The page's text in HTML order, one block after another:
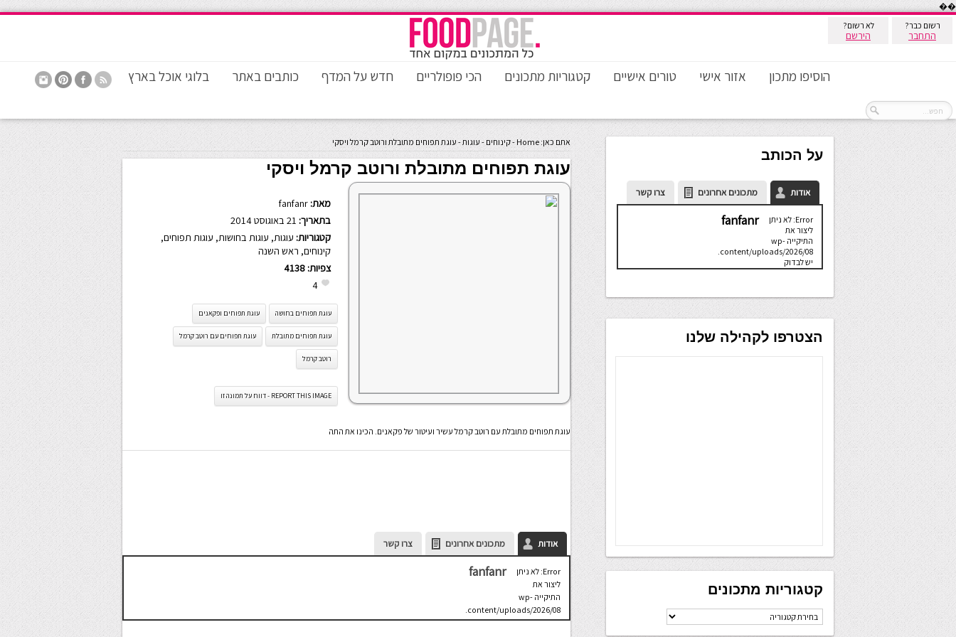
��
רשום כבר?
התחבר
לא רשום?
הירשם
הוסיפו מתכון אזור אישי טורים אישיים קטגוריות מתכונים הכי פופולריים חדש על המדף כותבים באתר בלוגי אוכל בארץ
אתם כאן: Home
-קינוחים - עוגות- עוגת תפוחים מתובלת ורוטב קרמל ויסקי
עוגת תפוחים מתובלת ורוטב קרמל ויסקי
מאת: fanfanr
בתאריך:
קטגוריות: עוגות, עוגות בחושות, עוגות תפוחים,
קינוחים, ראש השנה
צפיות: 4138
4
עוגת תפוחים בחושה עוגת תפוחים ופקאנים
עוגת תפוחים מתובלת עוגת תפוחים עם רוטב קרמל
רוטב קרמל
REPORT THIS IMAGE - דווח על תמונה זו
עוגת תפוחים מתובלת עם רוטב קרמל עשיר ועיטור של פקאנים. הכינו את התה
אודות מתכונים אחרונים צרו קשר
Error: לא ניתן
ליצור את
התיקייה wp-
content/uploads/2026/08.
יש לבדוק
fanfanr
על הכותב
אודות מתכונים אחרונים צרו קשר
Error: לא ניתן
ליצור את
התיקייה wp-
content/uploads/2026/08.
יש לבדוק
שתיקיית האב
fanfanr
הצטרפו לקהילה שלנו
קטגוריות מתכונים
קטגוריות
מתכונים